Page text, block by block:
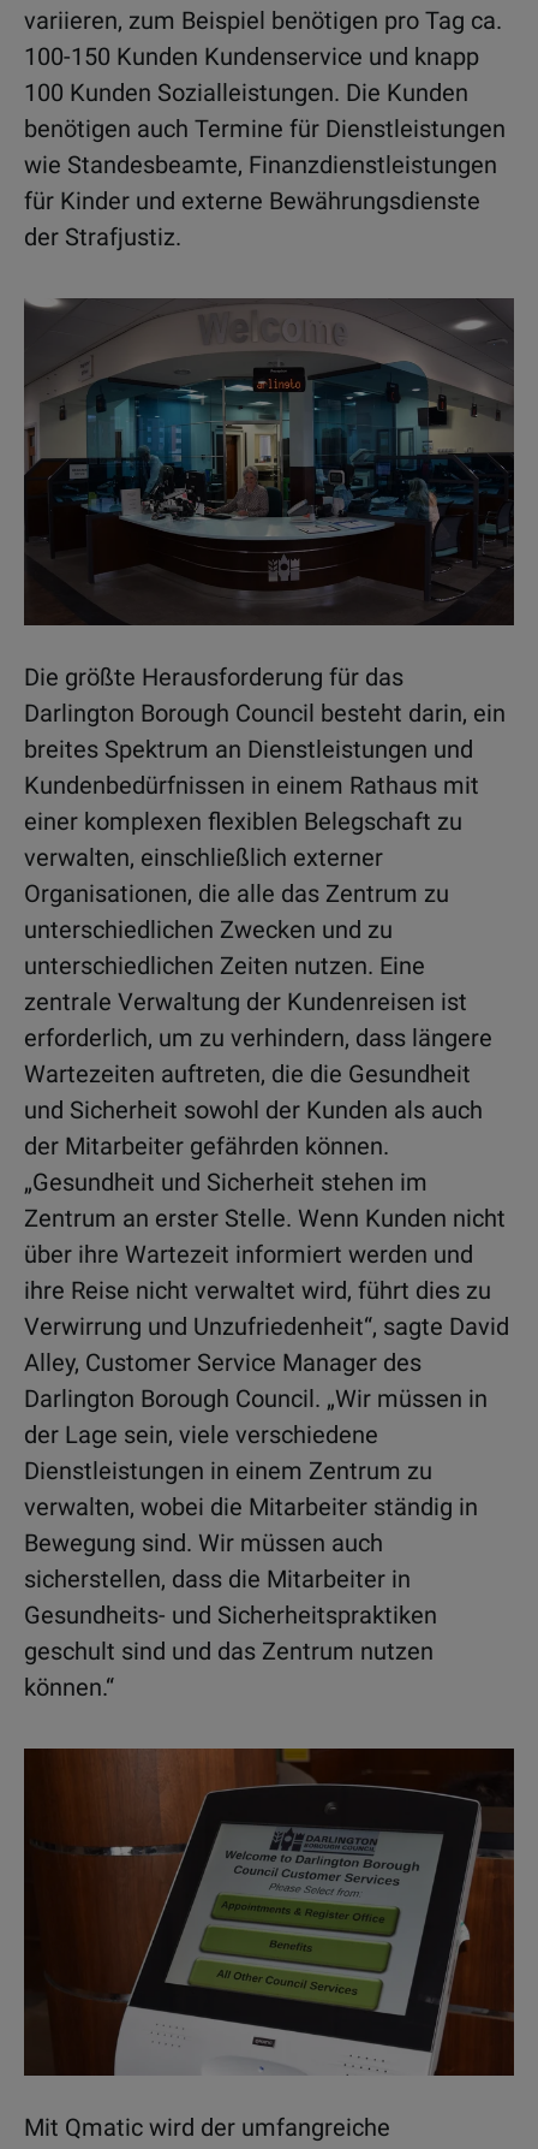
variieren, zum Beispiel benötigen pro Tag ca.
100-150 Kunden Kundenservice und knapp
100 Kunden Sozialleistungen. Die Kunden
benötigen auch Termine für Dienstleistungen
wie Standesbeamte, Finanzdienstleistungen
für Kinder und externe Bewährungsdienste
der Strafjustiz.
Die größte Herausforderung für das
Darlington Borough Council besteht darin, ein
breites Spektrum an Dienstleistungen und
Kundenbedürfnissen in einem Rathaus mit
einer komplexen flexiblen Belegschaft zu
verwalten, einschließlich externer
Organisationen, die alle das Zentrum zu
unterschiedlichen Zwecken und zu
unterschiedlichen Zeiten nutzen. Eine
zentrale Verwaltung der Kundenreisen ist
erforderlich, um zu verhindern, dass längere
Wartezeiten auftreten, die die Gesundheit
und Sicherheit sowohl der Kunden als auch
der Mitarbeiter gefährden können.
„Gesundheit und Sicherheit stehen im
Zentrum an erster Stelle. Wenn Kunden nicht
über ihre Wartezeit informiert werden und
ihre Reise nicht verwaltet wird, führt dies zu
Verwirrung und Unzufriedenheit“, sagte David
Alley, Customer Service Manager des
Darlington Borough Council. „Wir müssen in
der Lage sein, viele verschiedene
Dienstleistungen in einem Zentrum zu
verwalten, wobei die Mitarbeiter ständig in
Bewegung sind. Wir müssen auch
sicherstellen, dass die Mitarbeiter in
Gesundheits- und Sicherheitspraktiken
geschult sind und das Zentrum nutzen
können.“
Mit Qmatic wird der umfangreiche